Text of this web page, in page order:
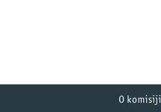
O komisiji